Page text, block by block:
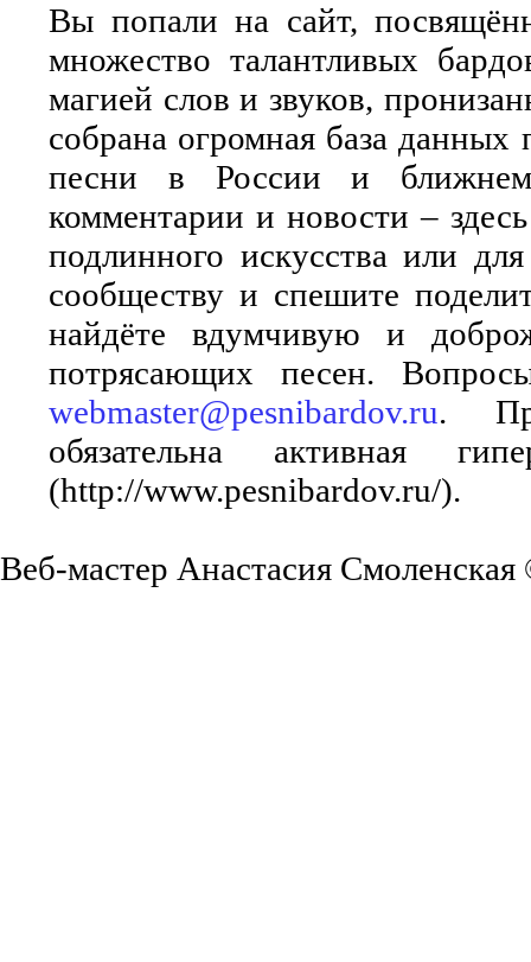
Вы попали на сайт,
множество талантливых
магией слов и звуков,
собрана огромная база
песни в России и ближнем
комментарии и новости –
подлинного искусства или
сообществу и спешите
найдёте вдумчивую и
потрясающих песен.
webmaster@pesnibardov.ru.
обязательна активная
(http://www.pesnibardov.ru/).
Веб-мастер Анастасия